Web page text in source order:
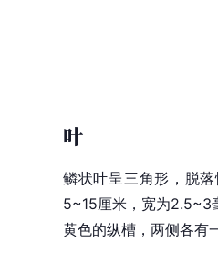
叶
鳞状叶呈三角形，脱
5~15厘米，宽为2.5~3
黄色的纵槽，两侧各有